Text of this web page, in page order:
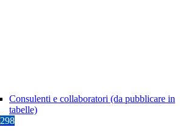
Consulenti e collaboratori (da pubblicare in
tabelle)
298